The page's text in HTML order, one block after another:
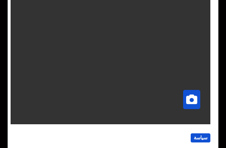
سياسة